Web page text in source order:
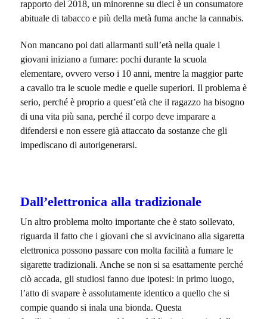
rapporto del 2018, un minorenne su dieci è un consumatore
abituale di tabacco e più della metà fuma anche la cannabis.
Non mancano poi dati allarmanti sull’età nella quale i
giovani iniziano a fumare: pochi durante la scuola
elementare, ovvero verso i 10 anni, mentre la maggior parte
a cavallo tra le scuole medie e quelle superiori. Il problema è
serio, perché è proprio a quest’età che il ragazzo ha bisogno
di una vita più sana, perché il corpo deve imparare a
difendersi e non essere già attaccato da sostanze che gli
impediscano di autorigenerarsi.
Dall’elettronica alla tradizionale
Un altro problema molto importante che è stato sollevato,
riguarda il fatto che i giovani che si avvicinano alla sigaretta
elettronica possono passare con molta facilità a fumare le
sigarette tradizionali. Anche se non si sa esattamente perché
ciò accada, gli studiosi fanno due ipotesi: in primo luogo,
l’atto di svapare è assolutamente identico a quello che si
compie quando si inala una bionda. Questa